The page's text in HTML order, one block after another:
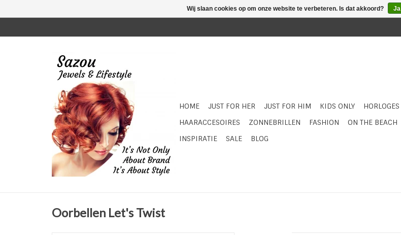
HOME JUST FOR HER JUST FOR HIM KIDS ONLY HORLOGES
HAARACCESOIRES
ZONNEBRILLEN FASHION ON THE BEACH
INSPIRATIE
SALE BLOG
Oorbellen Let's Twist
Wij slaan cookies op om onze website te verbeteren. Is dat akkoord? Ja